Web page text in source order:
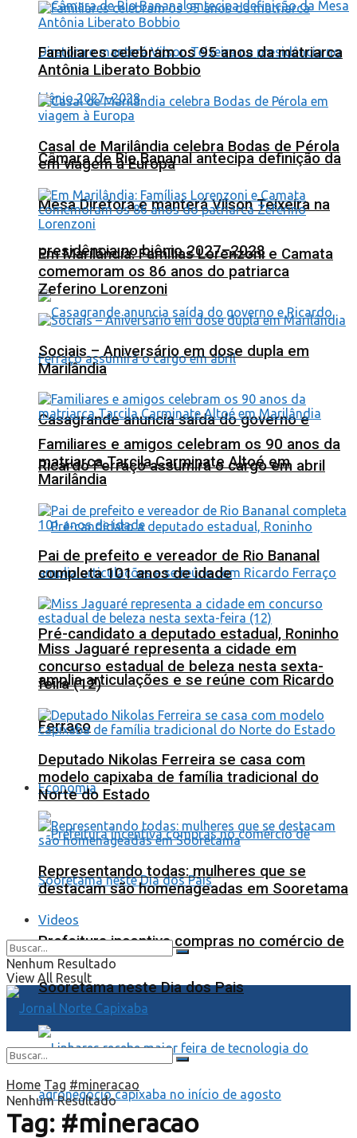
Câmara de Rio Bananal antecipa definição da
Mesa Diretora e manterá Vilson Teixeira na
presidência no biênio 2027–2028
Casagrande anuncia saída do governo e
Ricardo Ferraço assumirá o cargo em abril
Pré-candidato a deputado estadual, Roninho
amplia articulações e se reúne com Ricardo
Ferraço
Economia
Prefeitura incentiva compras no comércio de
Sooretama neste Dia dos Pais
Familiares celebram os 95 anos da matriarca
Antônia Liberato Bobbio
Casal de Marilândia celebra Bodas de Pérola
em viagem à Europa
Em Marilândia: Famílias Lorenzoni e Camata
comemoram os 86 anos do patriarca
Zeferino Lorenzoni
Sociais – Aniversário em dose dupla em
Marilândia
Familiares e amigos celebram os 90 anos da
matriarca Tarcila Carminate Altoé em
Marilândia
Pai de prefeito e vereador de Rio Bananal
completa 101 anos de idade
Miss Jaguaré representa a cidade em
concurso estadual de beleza nesta sexta-
feira (12)
Deputado Nikolas Ferreira se casa com
modelo capixaba de família tradicional do
Norte do Estado
Representando todas: mulheres que se
destacam são homenageadas em Sooretama
Videos
Nenhum Resultado
View All Result
Nenhum Resultado
Home Tag #mineracao
Tag: #mineracao